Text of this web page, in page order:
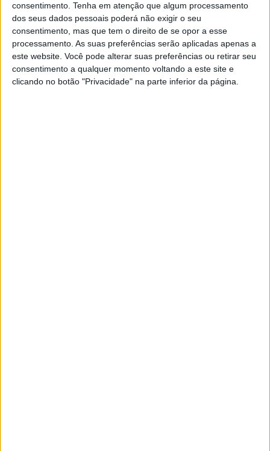
consentimento. Tenha em atenção que algum processamento
dos seus dados pessoais poderá não exigir o seu
consentimento, mas que tem o direito de se opor a esse
processamento. As suas preferências serão aplicadas apenas a
este website. Você pode alterar suas preferências ou retirar seu
consentimento a qualquer momento voltando a este site e
clicando no botão "Privacidade" na parte inferior da página.
Já em MX1, Nélson Silva foi o grande dominador, mas
acabou por não pontuar devido ao facto de ter
participado na prova com o estatuto de convidado. Assim,
Edgar Almeida acabou por vencer as duas corridas na
cilindrada maior, com João Moreira e Daniel Nogueira a
serem segundo e terceiro classificados em ambas.